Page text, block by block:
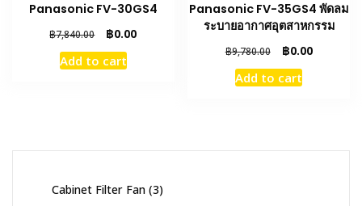
Panasonic FV-30GS4
฿7,840.00
Original
price
was:
฿0.00Current
Add to cart
Panasonic FV-35GS4 พัดลม
ระบายอากาศอุตสาหกรรม
฿9,780.00
Original
price
was:
฿0.00Current
Add to cart
Cabinet Filter Fan 33